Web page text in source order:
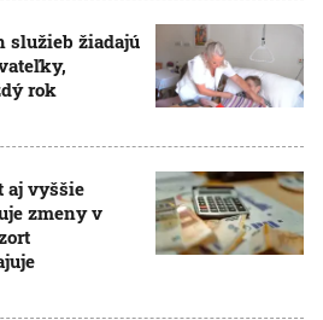
služieb žiadajú
rok
aj vyššie
zmeny v